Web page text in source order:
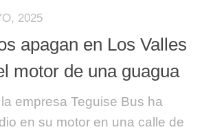
2025
apagan en Los Valles
motor de una guagua
empresa Teguise Bus ha
en su motor en una calle de